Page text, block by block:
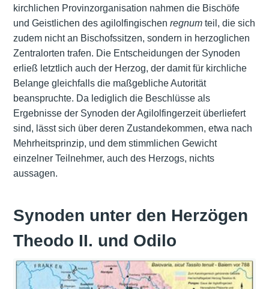
kirchlichen Provinzorganisation nahmen die Bischöfe
und Geistlichen des agilolfingischen regnumteil, die sich
zudem nicht an Bischofssitzen, sondern in herzoglichen
Zentralorten trafen. Die Entscheidungen der Synoden
erließ letztlich auch der Herzog, der damit für kirchliche
Belange gleichfalls die maßgebliche Autorität
beanspruchte. Da lediglich die Beschlüsse als
Ergebnisse der Synoden der Agilolfingerzeit überliefert
sind, lässt sich über deren Zustandekommen, etwa nach
Mehrheitsprinzip, und dem stimmlichen Gewicht
einzelner Teilnehmer, auch des Herzogs, nichts
aussagen.
Synoden unter den Herzögen
Theodo II. und Odilo